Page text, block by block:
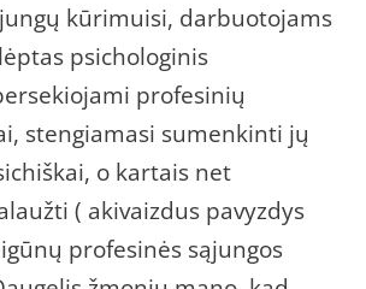
kūrimuisi, darbuotojams
psichologinis
profesinių
stengiamasi sumenkinti jų
o kartais net
( akivaizdus pavyzdys
profesinės sąjungos